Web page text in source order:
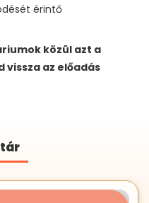
érintő
közül azt a
vissza az előadás